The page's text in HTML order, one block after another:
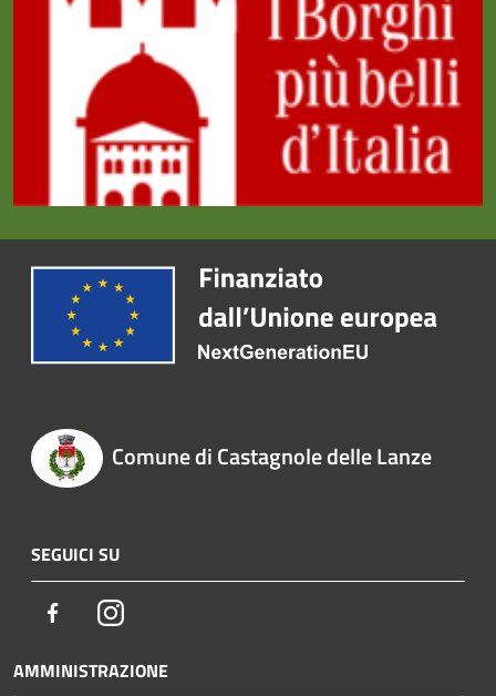
Comune di Castagnole delle Lanze
SEGUICI SU
FacebookInstagram
AMMINISTRAZIONE